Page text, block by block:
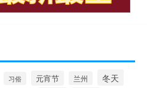
习俗 元宵节 兰州 冬天